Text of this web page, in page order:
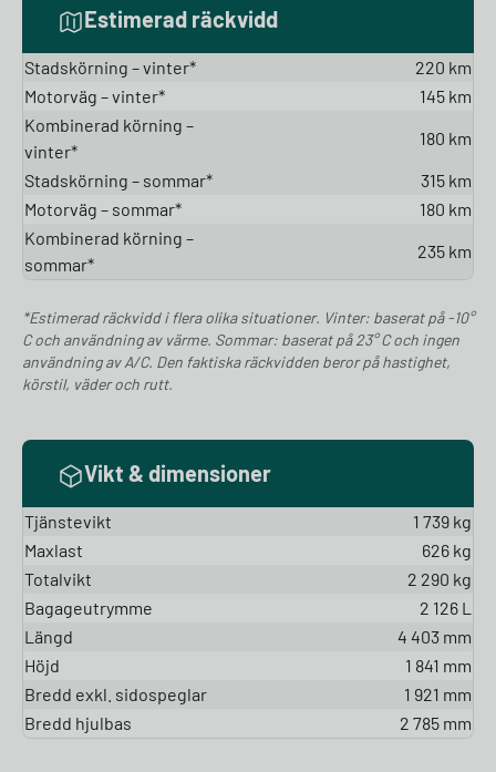
Estimerad räckvidd
Stadskörning – vinter*
220 km
Motorväg – vinter*
145 km
Kombinerad körning –
vinter*
180 km
Stadskörning – sommar*
315 km
Motorväg – sommar*
180 km
Kombinerad körning –
sommar*
235 km
*Estimerad räckvidd i flera olika situationer. Vinter: baserat på -10°
C och användning av värme. Sommar: baserat på 23° C och ingen
användning av A/C. Den faktiska räckvidden beror på hastighet,
körstil, väder och rutt.
Vikt & dimensioner
Tjänstevikt
1 739 kg
Maxlast
626 kg
Totalvikt
2 290 kg
Bagageutrymme
2 126 L
Längd
4 403 mm
Höjd
1 841 mm
Bredd exkl. sidospeglar
1 921 mm
Bredd hjulbas
2 785 mm